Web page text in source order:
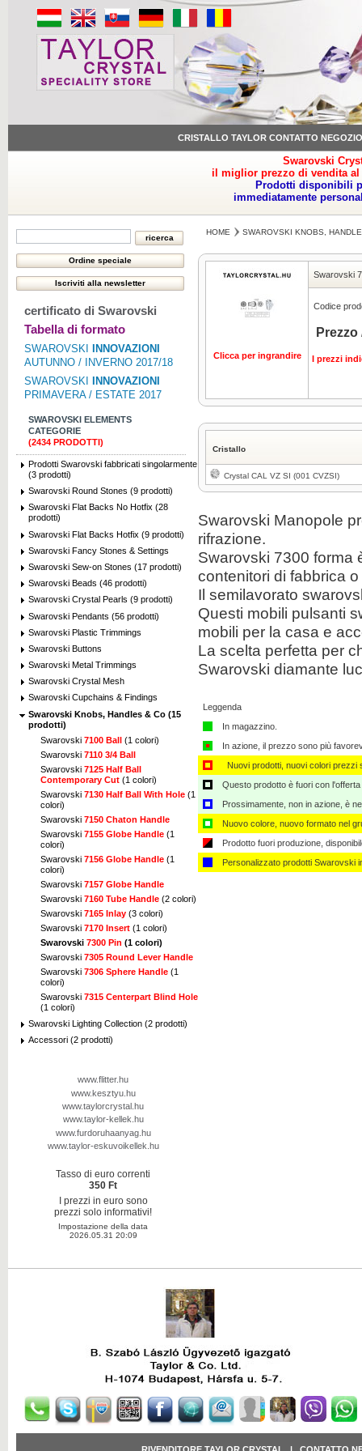
CRISTALLO TAYLOR CONTATTO NEGOZIO
Swarovski
il miglior prezzo di vendita
Prodotti disponibili
immediatamente
certificato di Swarovski
Tabella di formato
SWAROVSKI
INNOVAZIONI
AUTUNNO / INVERNO 2017/18
SWAROVSKI
INNOVAZIONI
PRIMAVERA / ESTATE 2017
SWAROVSKI ELEMENTS
CATEGORIE
(2434 PRODOTTI)
Prodotti Swarovski fabbricati singolarmente
(3 prodotti)
Swarovski Round Stones (9 prodotti)
Swarovski Flat Backs No Hotfix (28
prodotti)
Swarovski Flat Backs Hotfix (9 prodotti)
Swarovski Fancy Stones & Settings
Swarovski Sew-on Stones (17 prodotti)
Swarovski Beads (46 prodotti)
Swarovski Crystal Pearls (9 prodotti)
Swarovski Pendants (56 prodotti)
Swarovski Plastic Trimmings
Swarovski Buttons
Swarovski Metal Trimmings
Swarovski Crystal Mesh
Swarovski Cupchains & Findings
Swarovski Knobs, Handles & Co (15
prodotti)
Swarovski 7100 Ball (1 colori)
Swarovski 7110 3/4 Ball
Swarovski 7125 Half Ball
Contemporary Cut (1 colori)
Swarovski 7130 Half Ball With Hole (1
colori)
Swarovski 7150 Chaton Handle
Swarovski 7155 Globe Handle (1
colori)
Swarovski 7156 Globe Handle (1
colori)
Swarovski 7157 Globe Handle
Swarovski 7160 Tube Handle (2 colori)
Swarovski 7165 Inlay (3 colori)
Swarovski 7170 Insert (1 colori)
Swarovski 7300 Pin (1 colori)
Swarovski 7305 Round Lever Handle
Swarovski 7306 Sphere Handle (1
colori)
Swarovski 7315 Centerpart Blind Hole
(1 colori)
Swarovski Lighting Collection (2 prodotti)
Accessori (2 prodotti)
www.flitter.hu
www.kesztyu.hu
www.taylorcrystal.hu
www.taylor-kellek.hu
www.furdoruhaanyag.hu
www.taylor-eskuvoikellek.hu
Tasso di euro correnti
350 Ft
I prezzi in euro sono
prezzi solo informativi!
Impostazione della data
2026.05.31 20:09
HOME SWAROVSKI KNOBS,
Clicca per ingrandire
Swarovski
Codice
I prezzi
Cristallo
Crystal CAL VZ SI (001 CVZSI)
Swarovski Manopole
rifrazione.
Swarovski 7300 forma
contenitori di fabbrica
Il semilavorato
Questi mobili pulsanti
mobili per la casa e
La scelta perfetta per
Swarovski diamante
Leggenda
In magazzino.
In azione, il prezzo sono più
Nuovi prodotti, nuovi colori prezzi
Questo prodotto è fuori con
Prossimamente, non in azione, è
Nuovo colore, nuovo formato nel
Prodotto fuori produzione,
Personalizzato ​​prodotti Swarovski